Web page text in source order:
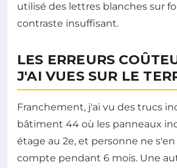
utilisé des lettres blanches sur
contraste insuffisant.
LES ERREURS
J'AI VUES SUR LE
Franchement, j'ai vu des trucs
bâtiment 44 où les panneaux
étage au 2e, et personne ne
compte pendant 6 mois. Une